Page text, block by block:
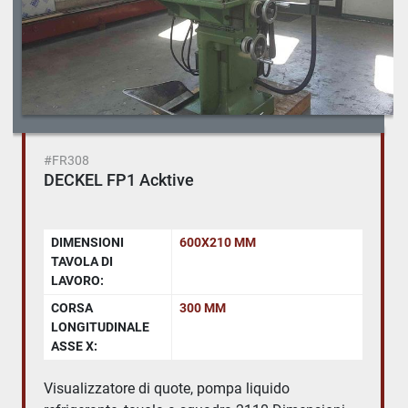
#FR308
DECKEL FP1 Acktive
DIMENSIONI
TAVOLA DI
LAVORO:
600X210 MM
CORSA
LONGITUDINALE
ASSE X:
300 MM
Visualizzatore di quote, pompa liquido